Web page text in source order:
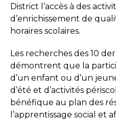
District l’accès à des
d’enrichissement de
horaires scolaires.
Les recherches des 10
démontrent que la
d’un enfant ou d’un
d’été et d’activités
bénéfique au plan des
l’apprentissage social et